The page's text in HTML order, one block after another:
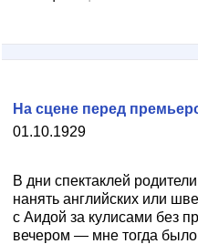
01.10.1929
На сцене перед
В дни спектаклей
нанять английских или
с Аидой за кулисами без
вечером — мне тогда